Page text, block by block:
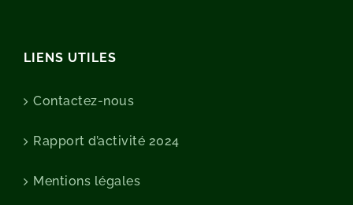
LIENS UTILES
Contactez-nous
Rapport d’activité 2024
Mentions légales